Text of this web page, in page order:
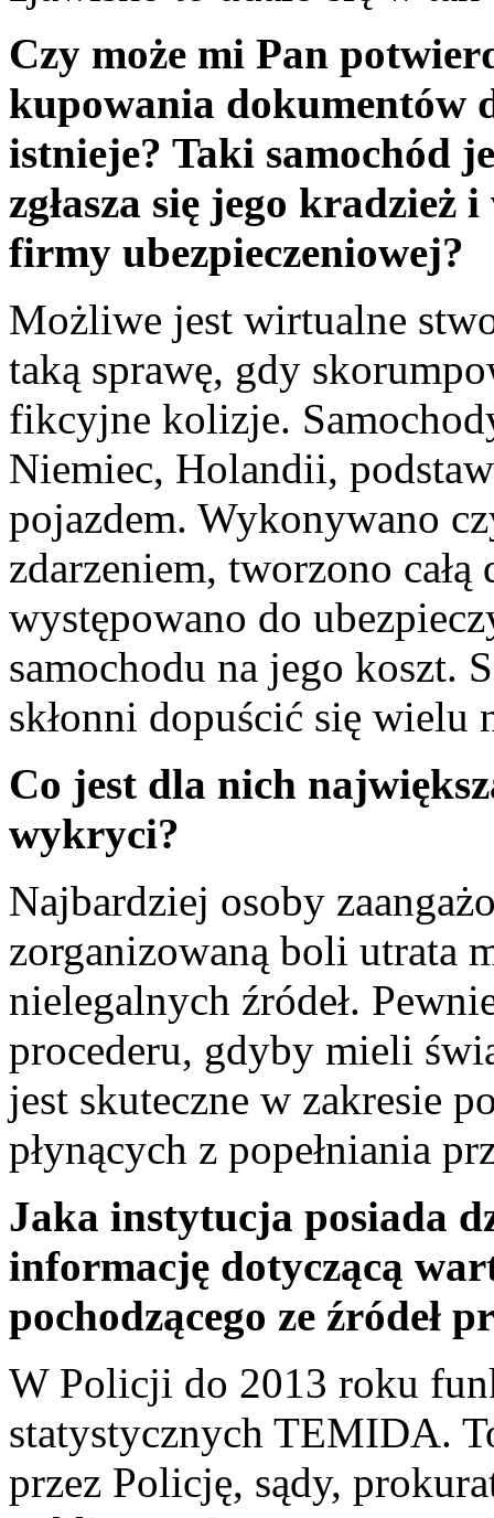
Czy może mi Pan
kupowania dokumentów
istnieje? Taki samochód
zgłasza się jego kradzież
firmy ubezpieczeniowej?
Możliwe jest wirtualne
taką sprawę, gdy
fikcyjne kolizje.
Niemiec, Holandii,
pojazdem. Wykonywano
zdarzeniem, tworzono
występowano do
samochodu na jego koszt.
skłonni dopuścić się wielu
Co jest dla nich
wykryci?
Najbardziej osoby
zorganizowaną boli utrata
nielegalnych źródeł.
procederu, gdyby mieli
jest skuteczne w zakresie
płynących z popełniania
Jaka instytucja posiada
informację dotyczącą
pochodzącego ze źródeł
W Policji do 2013 roku
statystycznych TEMIDA.
przez Policję, sądy,